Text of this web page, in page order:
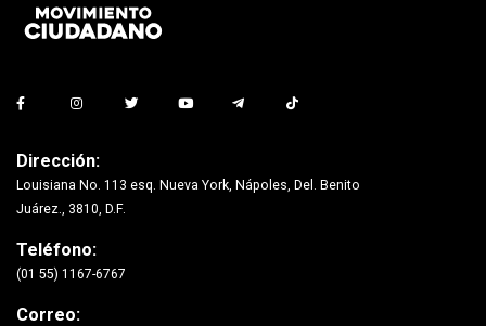
Dirección:
Louisiana No. 113 esq. Nueva York, Nápoles, Del. Benito
Juárez., 3810, D.F.
Teléfono:
(01 55) 1167-6767
Correo: